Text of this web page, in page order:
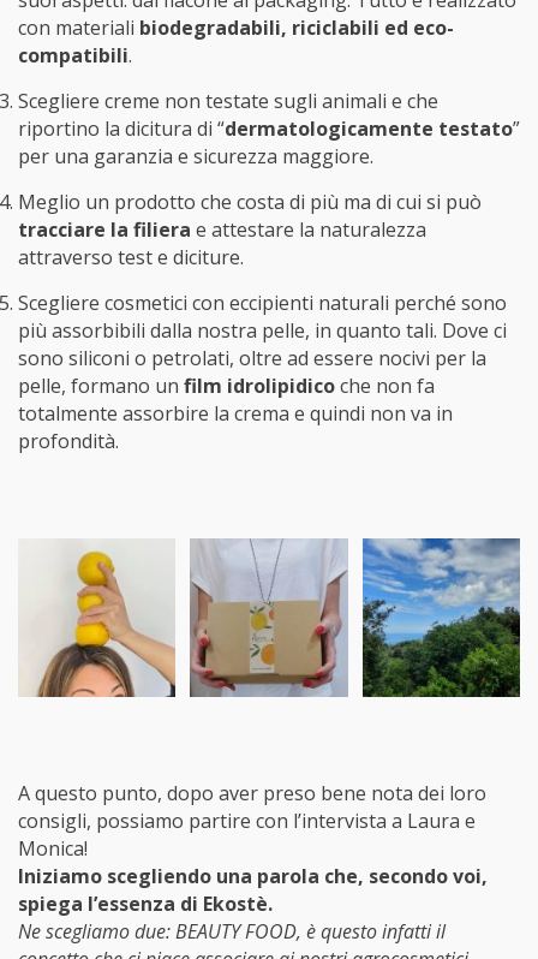
con materiali biodegradabili, riciclabili ed eco-
compatibili.
Scegliere creme non testate sugli animali e che
riportino la dicitura di “dermatologicamente testato”
per una garanzia e sicurezza maggiore.
Meglio un prodotto che costa di più ma di cui si può
tracciare la filiera e attestare la naturalezza
attraverso test e diciture.
Scegliere cosmetici con eccipienti naturali perché sono
più assorbibili dalla nostra pelle, in quanto tali. Dove ci
sono siliconi o petrolati, oltre ad essere nocivi per la
pelle, formano un film idrolipidicoche non fa
totalmente assorbire la crema e quindi non va in
profondità.
A questo punto, dopo aver preso bene nota dei loro
consigli, possiamo partire con l’intervista a Laura e
Monica!
Iniziamo scegliendo una parola che, secondo voi,
spiega l’essenza di Ekostè.
Ne scegliamo due: BEAUTY FOOD, è questo infatti il